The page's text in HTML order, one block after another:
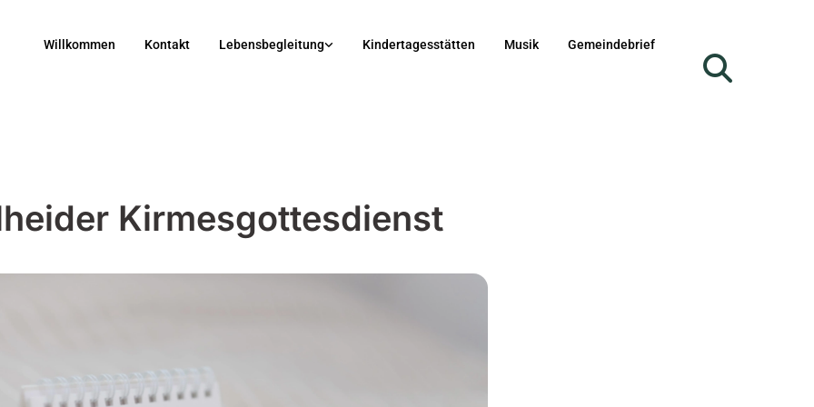
Willkommen Kontakt Lebensbegleitung Kindertagesstätten Musik Gemeindebrief
Kirmesgottesdienst